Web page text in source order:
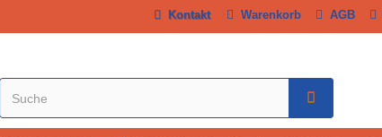
AGB
Warenkorb
Kontakt